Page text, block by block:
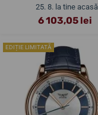
25. 8. la tine acasă
6 103,05 lei
EDIȚIE LIMITATĂ